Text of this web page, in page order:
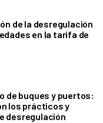
de la desregulación
en la tarifa de
de buques y puertos:
los prácticos y
desregulación